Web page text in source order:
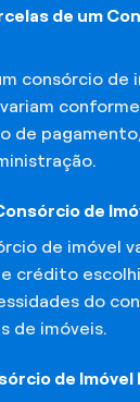
de um
consórcio de
de
de
de imóvel
crédito
do
de imóveis.
de Imóvel